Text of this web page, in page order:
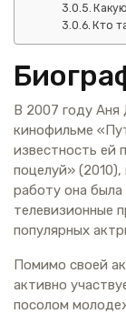
Кто
В 2007 году Аня
кинофильме
известность ей
поцелуй» (2010),
работу она
телевизионные
популярных
Помимо своей
активно
посолом